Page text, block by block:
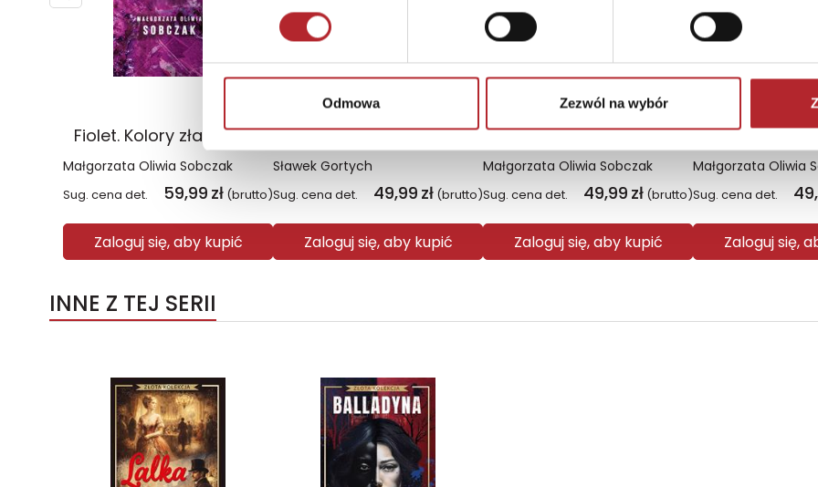
Odmowa Zezwól na wybór
Fiolet. Kolory zła. Tom 7
Małgorzata Oliwia Sobczak
Sug. cena det. 59,99 zł (brutto)
Zaloguj się, aby kupić
Święto Karkonoszy
Sławek Gortych
Sug. cena det. 49,99 zł (brutto)
Zaloguj się, aby kupić
Biel. Kolory zła. Tom 3 wyd. 2025
Małgorzata Oliwia Sobczak
Sug. cena det. 49,99 zł (brutto)
Zaloguj się, aby kupić
Małgorzata Oliwia
Sug. cena det.
Zaloguj się,
INNE Z TEJ SERII